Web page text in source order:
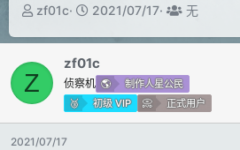
主
发
起
人
zf01c
开
时
间
2021/07/17
T
g
d
u
无
Z
zf01c
侦察机
制作人星公民
初级 VIP
正式用户
2021/07/17